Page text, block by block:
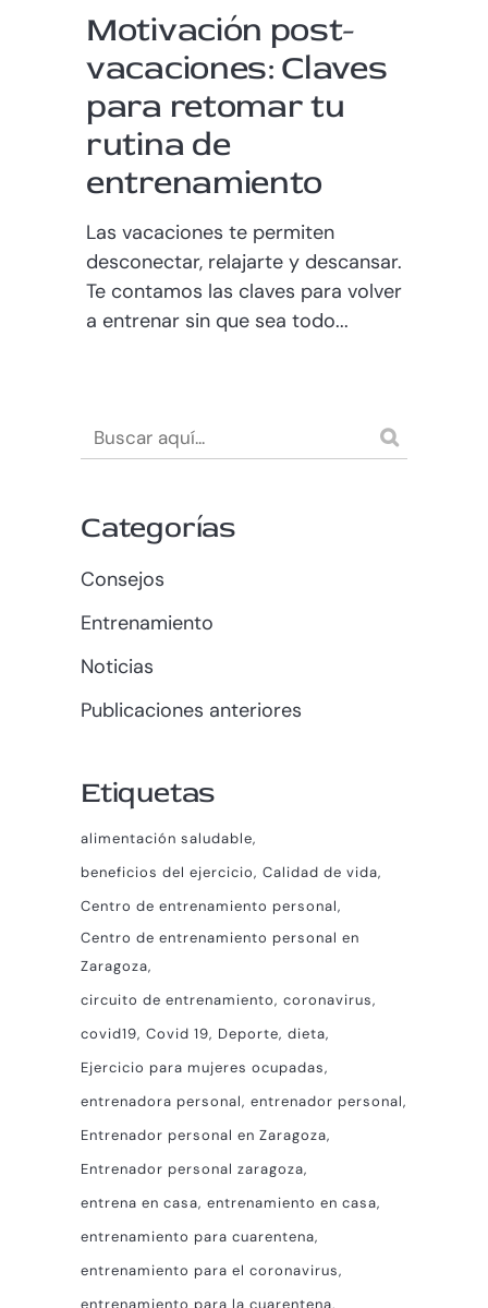
Motivación post-
vacaciones: Claves
para retomar tu
rutina de
entrenamiento
Las vacaciones te permiten
desconectar, relajarte y descansar.
Te contamos las claves para volver
a entrenar sin que sea todo...
Categorías
Consejos
Entrenamiento
Noticias
Publicaciones anteriores
Etiquetas
alimentación saludable
beneficios del ejercicio Calidad de vida
Centro de entrenamiento personal
Centro de entrenamiento personal en
Zaragoza
circuito de entrenamiento coronavirus
covid19 Covid 19 Deporte dieta
Ejercicio para mujeres ocupadas
entrenadora personal entrenador personal
Entrenador personal en Zaragoza
Entrenador personal zaragoza
entrena en casa entrenamiento en casa
entrenamiento para cuarentena
entrenamiento para el coronavirus
entrenamiento para la cuarentena